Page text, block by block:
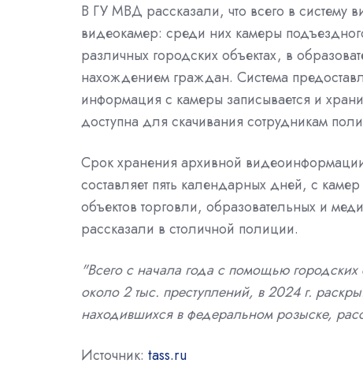
В ГУ МВД рассказали, что всего в систему
видеокамер: среди них камеры
различных городских объектах, в
нахождением граждан. Система
информация с камеры записывается и
доступна для скачивания сотрудникам
Срок хранения архивной
составляет пять календарных дней, с
объектов торговли, образовательных и
рассказали в столичной полиции.
"Всего с начала года с помощью
около 2 тыс. преступлений, в 2024 г.
находившихся в федеральном розыске,
Источник: tass.ru